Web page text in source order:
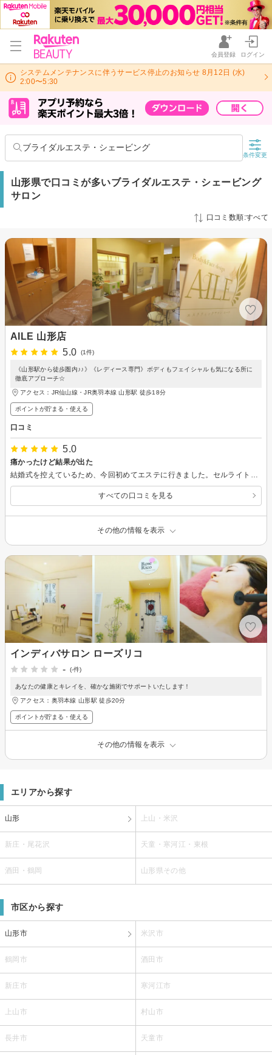
会員登録 ログイン
システムメンテナンスに伴うサービス停止のお知らせ 8月12日 (水)
2:00〜5:30
ブライダルエステ・シェービング
条件変更
山形県で口コミが多いブライダルエステ・シェービング
サロン
口コミ数順:すべて
AILE 山形店
5.0
(1件)
《山形駅から徒歩圏内♪♪》《レディース専門》ボディもフェイシャルも気になる所に
徹底アプローチ☆
アクセス：JR仙山線・JR奥羽本線 山形駅 徒歩18分
ポイントが貯まる・使える
口コミ
5.0
痛かったけど結果が出た
すべての口コミを見る
その他の情報を表示
インディバサロン ローズリコ
-
(-件)
あなたの健康とキレイを、確かな施術でサポートいたします！
アクセス：奥羽本線 山形駅 徒歩20分
ポイントが貯まる・使える
その他の情報を表示
エリアから探す
山形 上山・米沢
新庄・尾花沢 天童・寒河江・東根
酒田・鶴岡 山形県その他
市区から探す
山形市 米沢市
鶴岡市 酒田市
新庄市 寒河江市
上山市 村山市
長井市 天童市